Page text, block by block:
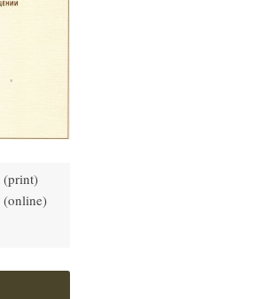
(print)
(online)